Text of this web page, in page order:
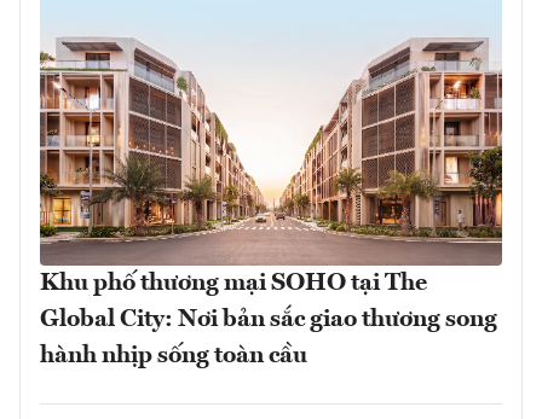
Khu phố thương mại SOHO tại The
Global City: Nơi bản sắc giao thương song
hành nhịp sống toàn cầu